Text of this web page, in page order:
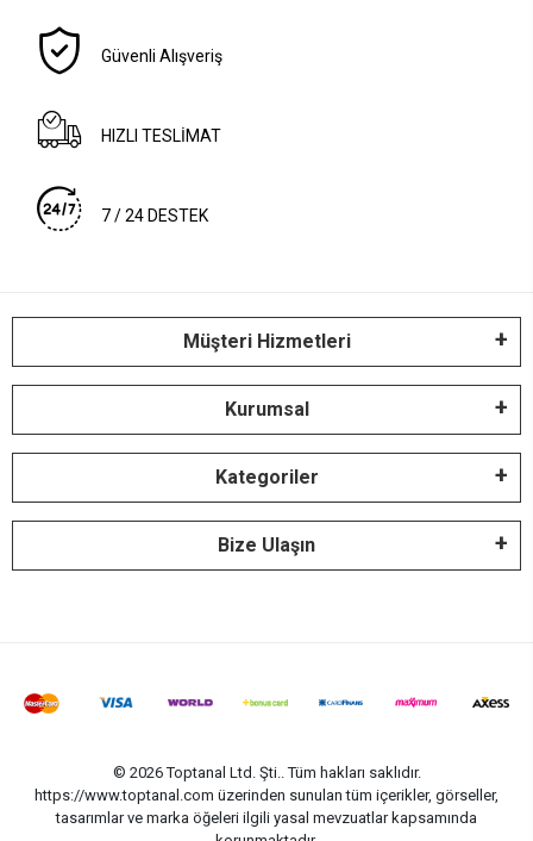
Güvenli Alışveriş
HIZLI TESLİMAT
7 / 24 DESTEK
Müşteri Hizmetleri
Kurumsal
Kategoriler
Bize Ulaşın
© 2026 Toptanal Ltd. Şti.. Tüm hakları saklıdır.
https://www.toptanal.com üzerinden sunulan tüm içerikler, görseller,
tasarımlar ve marka öğeleri ilgili yasal mevzuatlar kapsamında